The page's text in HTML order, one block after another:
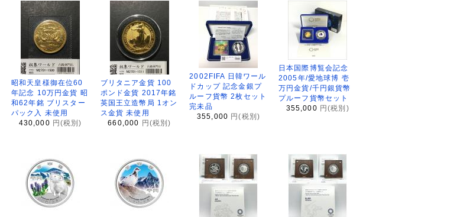
昭和天皇様御在位60
年記念 10万円金貨 昭
和62年銘 ブリスター
パック入 未使用
430,000 円(税別)
ブリタニア金貨 100
ポンド金貨 2017年銘
英国王立造幣局 1オン
ス金貨 未使用
660,000
円(税別)
2002FIFA 日韓ワール
ドカップ 記念金銀プ
ルーフ貨幣 2枚セット
完未品
355,000 円(税別)
日本国際博覧会記念
2005年/愛地球博 壱
万円金貨/千円銀貨幣
プルーフ貨幣セット
355,000 円(税別)